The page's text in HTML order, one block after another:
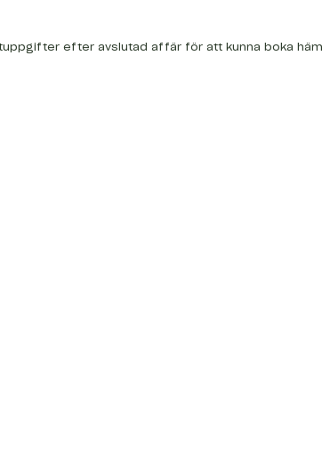
efter avslutad affär för att kunna boka